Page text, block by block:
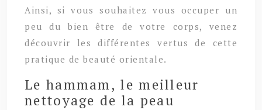
Ainsi, si vous souhaitez vous occuper un
peu du bien être de votre corps, venez
découvrir les différentes vertus de cette
pratique de beauté orientale.
Le hammam, le meilleur
nettoyage de la peau